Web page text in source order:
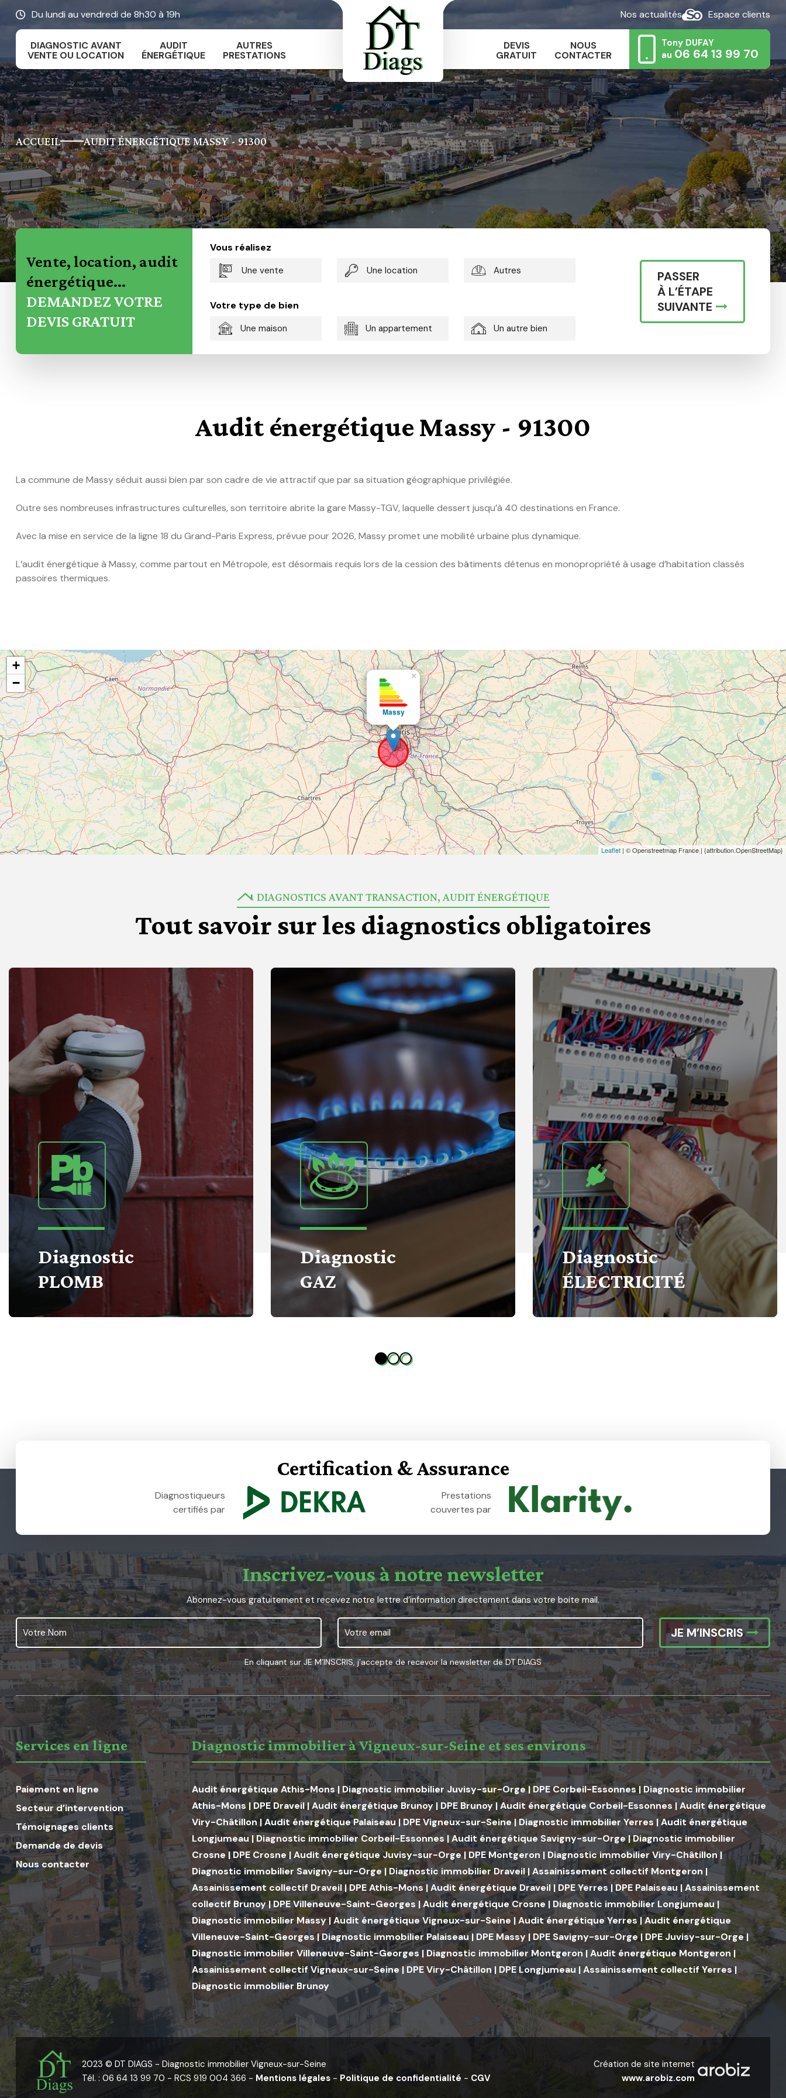
Du lundi au vendredi de 8h30 à 19h Nos actualités Espace clients
DIAGNOSTIC AVANT
VENTE OU LOCATION
AUDIT
ÉNERGÉTIQUE
AUTRES
PRESTATIONS
DEVIS
GRATUIT
NOUS
CONTACTER
Tony DUFAY
au 06 64 13 99 70
ACCUEIL AUDIT ÉNERGÉTIQUE MASSY - 91300
Vente, location, audit
énergétique...
DEMANDEZ VOTRE
DEVIS GRATUIT
Vous réalisez
Une vente Une location Autres
Votre type de bien
Une maison Un appartement Un autre bien
PASSER
À L’ÉTAPE
SUIVANTE
Audit énergétique Massy - 91300
La commune de Massy séduit aussi bien par son cadre de vie attractif que par sa situation géographique privilégiée.
Outre ses nombreuses infrastructures culturelles, son territoire abrite la gare Massy-TGV, laquelle dessert jusqu’à 40 destinations en France.
Avec la mise en service de la ligne 18 du Grand-Paris Express, prévue pour 2026, Massy promet une mobilité urbaine plus dynamique.
L’audit énergétique à Massy, comme partout en Métropole, est désormais requis lors de la cession des bâtiments détenus en monopropriété à usage d’habitation classés
passoires thermiques.
Massy
×
+
−
Leaflet | © Openstreetmap France | {attribution.OpenStreetMap}
DIAGNOSTICS AVANT TRANSACTION, AUDIT ÉNERGÉTIQUE
Tout savoir sur les diagnostics obligatoires
Diagnostic
PLOMB
Diagnostic
GAZ
Diagnostic
ÉLECTRICITÉ
Certification &Assurance
Diagnostiqueurs
certifiés par
Prestations
couvertes par
Inscrivez-vous à notre newsletter
Abonnez-vous gratuitement et recevez notre lettre d’information directement dans votre boite mail.
JE M’INSCRIS
En cliquant sur JE M’INSCRIS, j’accepte de recevoir la newsletter de DT DIAGS
Services en ligne
Paiement en ligne
Secteur d’intervention
Témoignages clients
Demande de devis
Nous contacter
Diagnostic immobilier à Vigneux-sur-Seine et ses environs
Audit énergétique Athis-Mons| Diagnostic immobilier Juvisy-sur-Orge|DPE Corbeil-Essonnes|Diagnostic immobilier
Athis-Mons |DPE Draveil|Audit énergétique Brunoy| DPE Brunoy|Audit énergétique Corbeil-Essonnes|Audit énergétique
Viry-Châtillon|Audit énergétique Palaiseau |DPE Vigneux-sur-Seine|Diagnostic immobilier Yerres|Audit énergétique
Longjumeau|Diagnostic immobilier Corbeil-Essonnes |Audit énergétique Savigny-sur-Orge|Diagnostic immobilier
Crosne |DPE Crosne|Audit énergétique Juvisy-sur-Orge| DPE Montgeron | Diagnostic immobilier Viry-Châtillon|
Diagnostic immobilier Savigny-sur-Orge| Diagnostic immobilier Draveil|Assainissement collectif Montgeron |
Assainissement collectif Draveil|DPE Athis-Mons |Audit énergétique Draveil| DPE Yerres|DPE Palaiseau |Assainissement
collectif Brunoy|DPE Villeneuve-Saint-Georges |Audit énergétique Crosne | Diagnostic immobilier Longjumeau|
Diagnostic immobilier Massy|Audit énergétique Vigneux-sur-Seine |Audit énergétique Yerres|Audit énergétique
Villeneuve-Saint-Georges|Diagnostic immobilier Palaiseau| DPE Massy|DPE Savigny-sur-Orge|DPE Juvisy-sur-Orge|
Diagnostic immobilier Villeneuve-Saint-Georges| Diagnostic immobilier Montgeron|Audit énergétique Montgeron|
Assainissement collectif Vigneux-sur-Seine|DPE Viry-Châtillon| DPE Longjumeau |Assainissement collectif Yerres|
Diagnostic immobilier Brunoy
2023 © DT DIAGS - Diagnostic immobilier Vigneux-sur-Seine
Tél. : 06 64 13 99 70 - RCS 919 004 366 - Mentions légales - Politique de confidentialité - CGV
Création de site internet
www.arobiz.com